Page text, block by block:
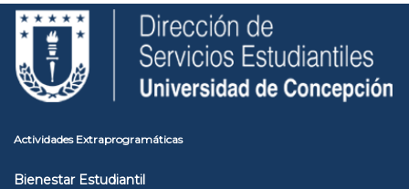
Pasar
contenido
principal
Toggle
high
contrast
Actividades Extraprogramáticas
Bienestar Estudiantil